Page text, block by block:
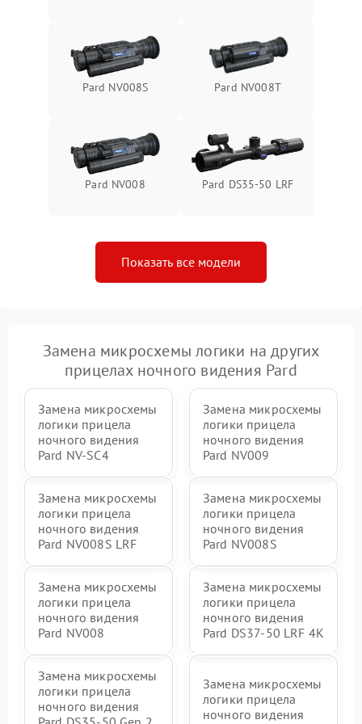
Pard NV008S Pard NV008T
Pard NV008 Pard DS35-50 LRF
Показать все модели
Замена микросхемы логики на других
прицелах ночного видения Pard
Замена микросхемы
логики прицела
ночного видения
Pard NV-SC4
Замена микросхемы
логики прицела
ночного видения
Pard NV009
Замена микросхемы
логики прицела
ночного видения
Pard NV008S LRF
Замена микросхемы
логики прицела
ночного видения
Pard NV008S
Замена микросхемы
логики прицела
ночного видения
Pard NV008
Замена микросхемы
логики прицела
ночного видения
Pard DS37-50 LRF 4K
Замена микросхемы
логики прицела
ночного видения
Замена микросхемы
логики прицела
ночного видения